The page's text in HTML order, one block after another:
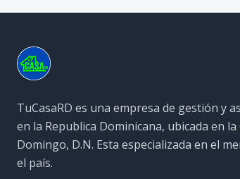
TuCasaRD es una empresa de gestión y
en la Republica Dominicana, ubicada en la
Domingo, D.N. Esta especializada en el
el país.